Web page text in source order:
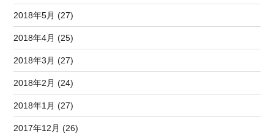
2018年5月 (27)
2018年4月 (25)
2018年3月 (27)
2018年2月 (24)
2018年1月 (27)
2017年12月 (26)